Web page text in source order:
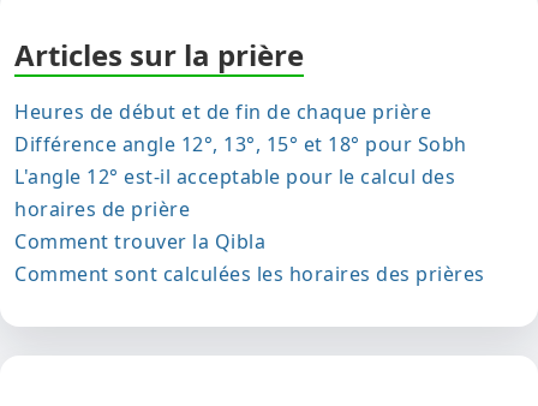
Articles sur la prière
Heures de début et de fin de chaque prière
Différence angle 12°, 13°, 15° et 18° pour Sobh
L'angle 12° est-il acceptable pour le calcul des
horaires de prière
Comment trouver la Qibla
Comment sont calculées les horaires des prières